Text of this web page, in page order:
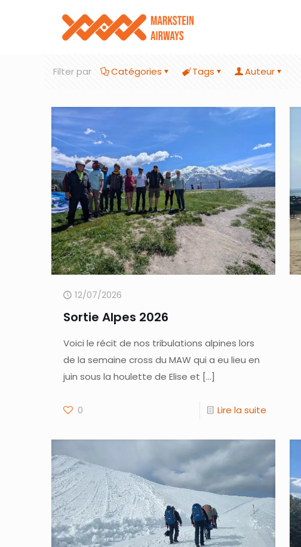
Filter par Catégories Tags Auteur
12/07/2026
Sortie Alpes 2026
Voici le récit de nos tribulations alpines lors
de la semaine cross du MAW qui a eu lieu en
juin sous la houlette de Elise et […]
0 Lire la suite